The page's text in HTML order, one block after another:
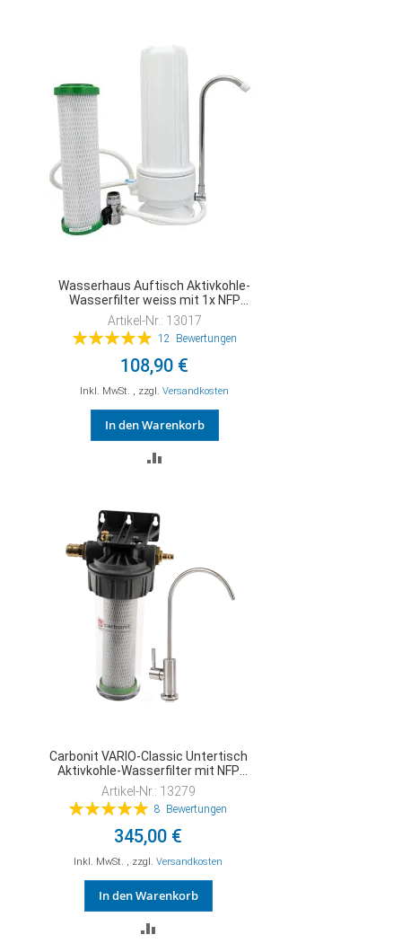
HINZUFÜGEN
Wasserhaus Auftisch Aktivkohle-
Wasserfilter weiss mit 1x NFP
Premium
Artikel-Nr.: 13017
Bewertung:
12 Bewertungen
108,90 €
Inkl. MwSt. , zzgl.Versandkosten
In den Warenkorb
Carbonit VARIO-Classic Untertisch
Aktivkohle-Wasserfilter mit NFP
Premium
Artikel-Nr.: 13279
Bewertung:
8 Bewertungen
345,00 €
Inkl. MwSt. , zzgl. Versandkosten
In den Warenkorb